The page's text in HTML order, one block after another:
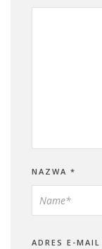
NAZWA *
ADRES E-MAIL